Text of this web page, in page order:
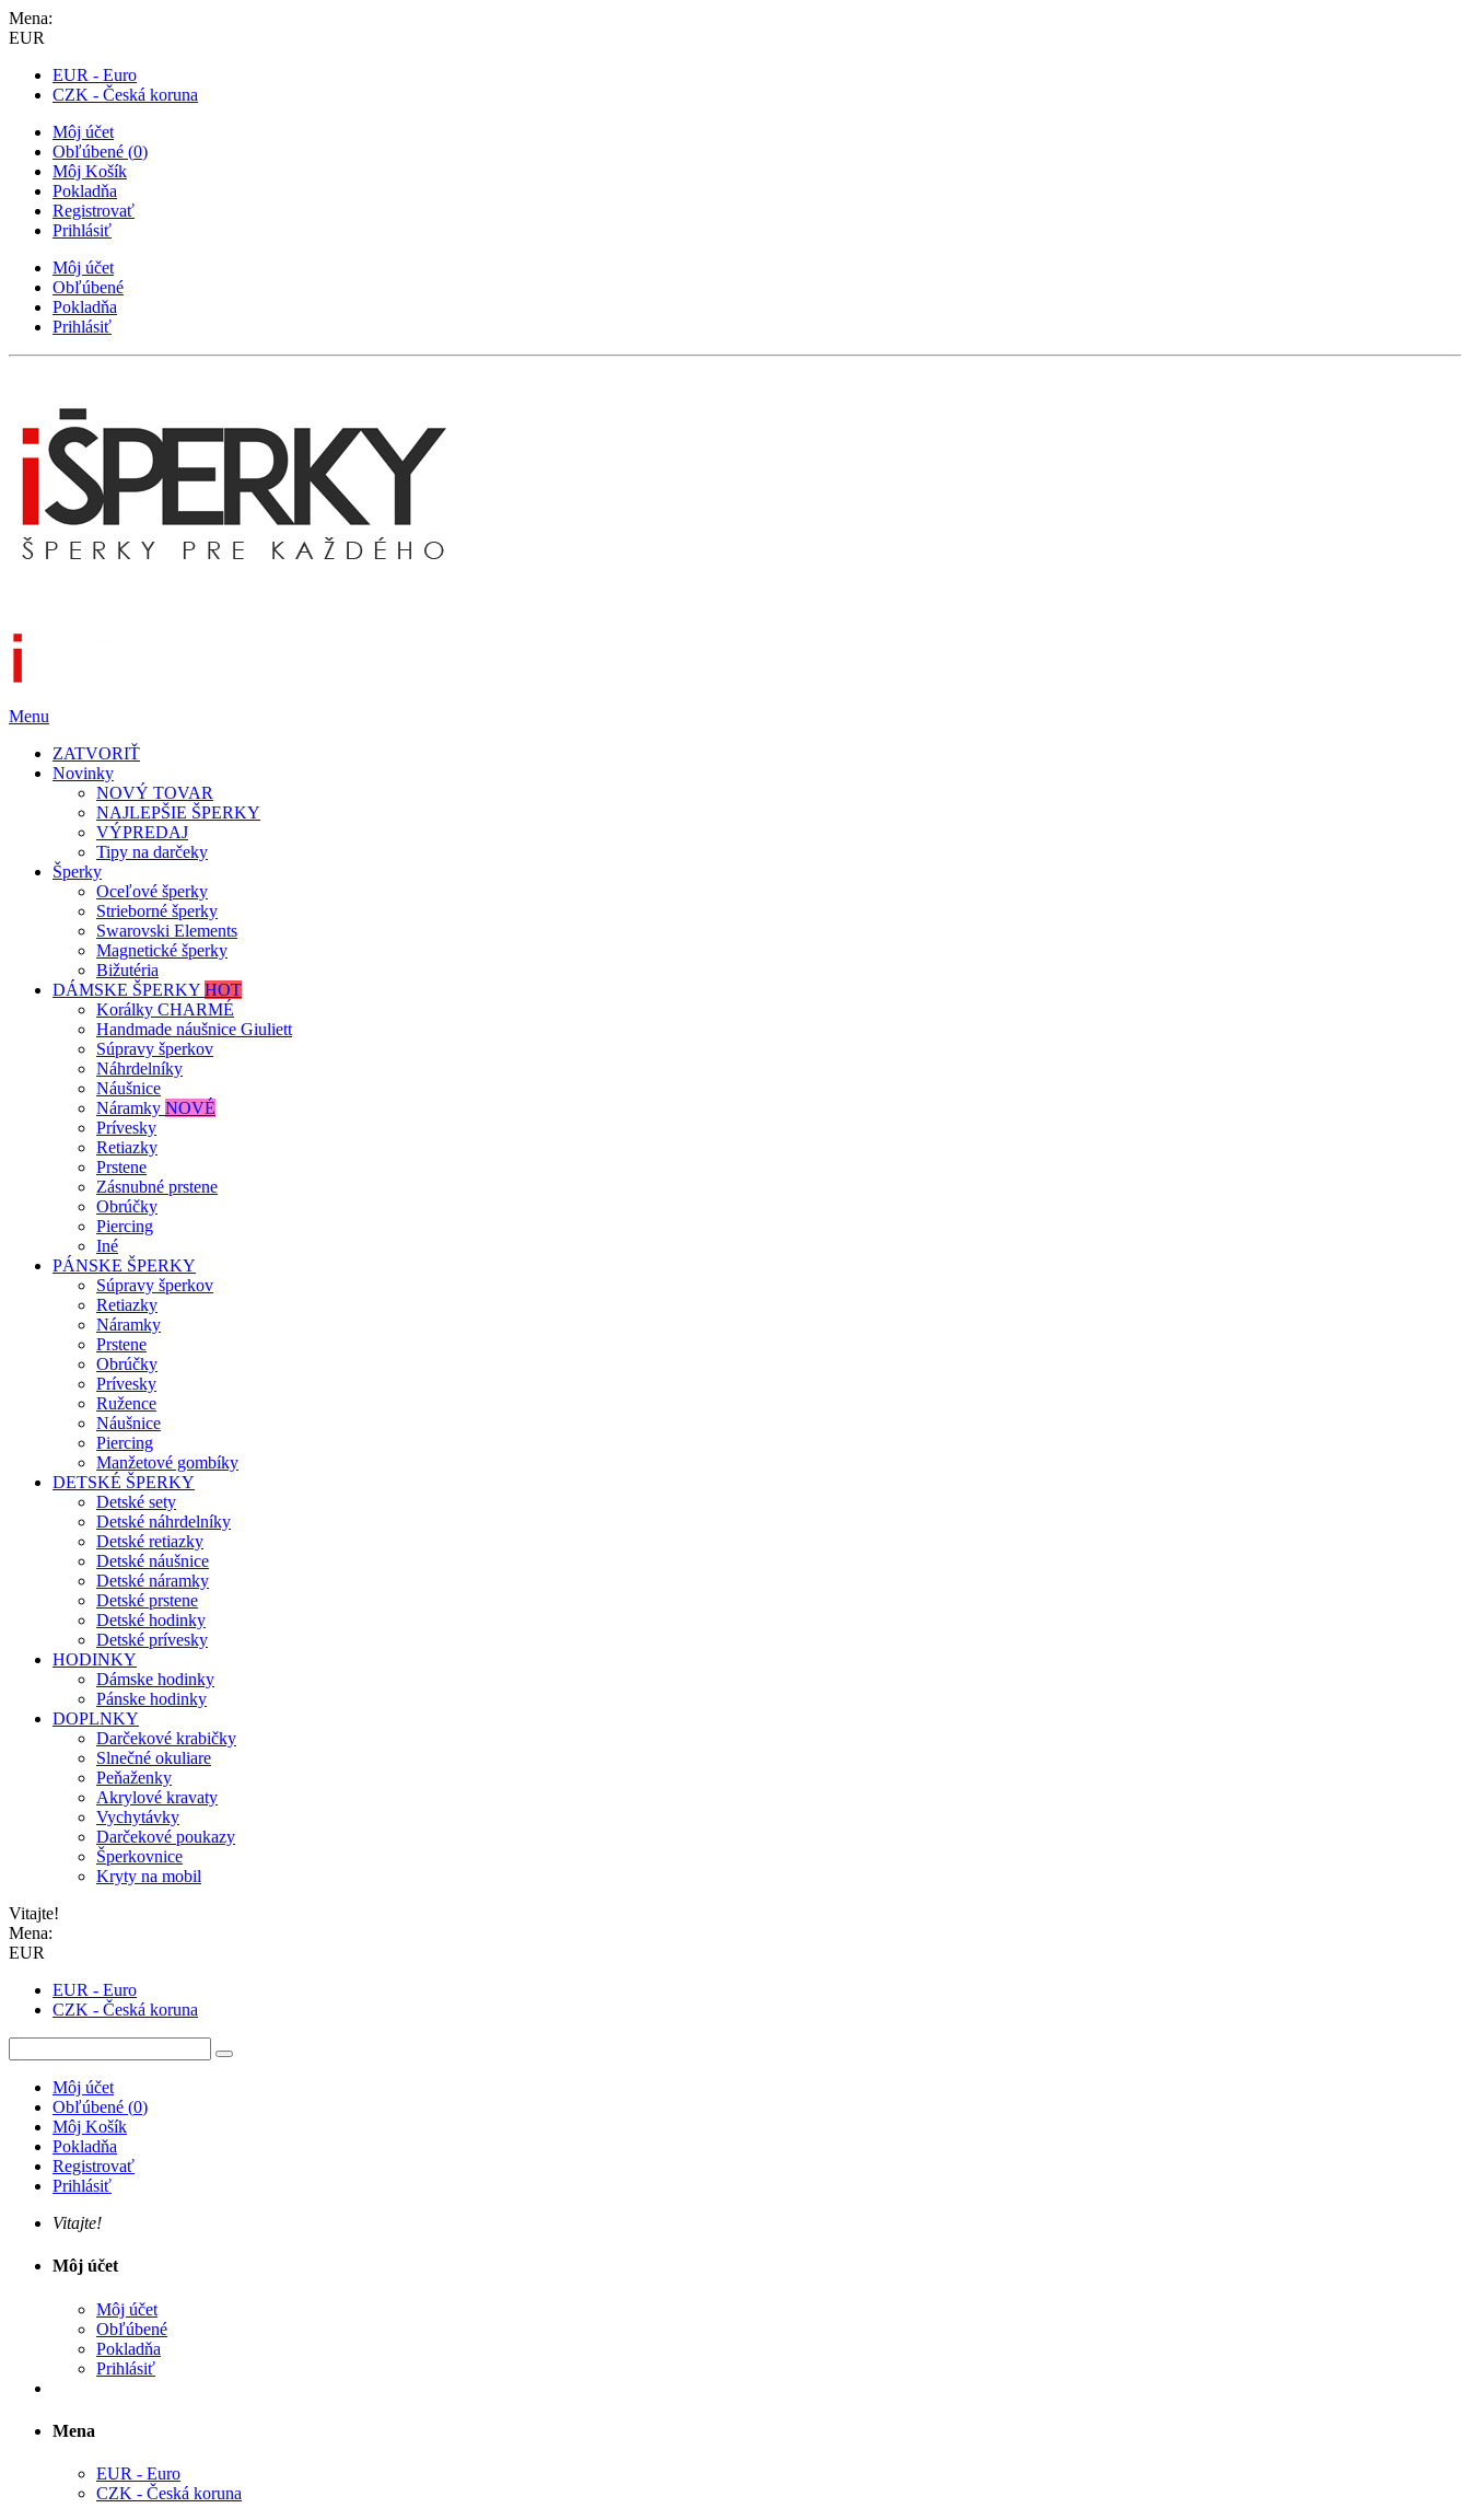
Mena:
EUR
EUR - Euro
CZK - Česká koruna
Môj účet
Obľúbené (0)
Môj Košík
Pokladňa
Registrovať
Prihlásiť
Môj účet
Obľúbené
Pokladňa
Prihlásiť
Menu
ZATVORIŤ
Novinky
NOVÝ TOVAR
NAJLEPŠIE ŠPERKY
VÝPREDAJ
Tipy na darčeky
Šperky
Oceľové šperky
Strieborné šperky
Swarovski Elements
Magnetické šperky
Bižutéria
DÁMSKE ŠPERKY HOT
Korálky CHARMÉ
Handmade náušnice Giuliett
Súpravy šperkov
Náhrdelníky
Náušnice
Náramky NOVÉ
Prívesky
Retiazky
Prstene
Zásnubné prstene
Obrúčky
Piercing
Iné
PÁNSKE ŠPERKY
Súpravy šperkov
Retiazky
Náramky
Prstene
Obrúčky
Prívesky
Ružence
Náušnice
Piercing
Manžetové gombíky
DETSKÉ ŠPERKY
Detské sety
Detské náhrdelníky
Detské retiazky
Detské náušnice
Detské náramky
Detské prstene
Detské hodinky
Detské prívesky
HODINKY
Dámske hodinky
Pánske hodinky
DOPLNKY
Darčekové krabičky
Slnečné okuliare
Peňaženky
Akrylové kravaty
Vychytávky
Darčekové poukazy
Šperkovnice
Kryty na mobil
Vitajte!
Mena:
EUR
EUR - Euro
CZK - Česká koruna
Môj účet
Obľúbené (0)
Môj Košík
Pokladňa
Registrovať
Prihlásiť
Vitajte!
Môj účet
Môj účet
Obľúbené
Pokladňa
Prihlásiť
Mena
EUR - Euro
CZK - Česká koruna